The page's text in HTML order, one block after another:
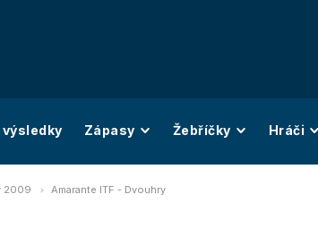
výsledky Zápasy Žebříčky Hráči
2009 Amarante ITF - Dvouhry